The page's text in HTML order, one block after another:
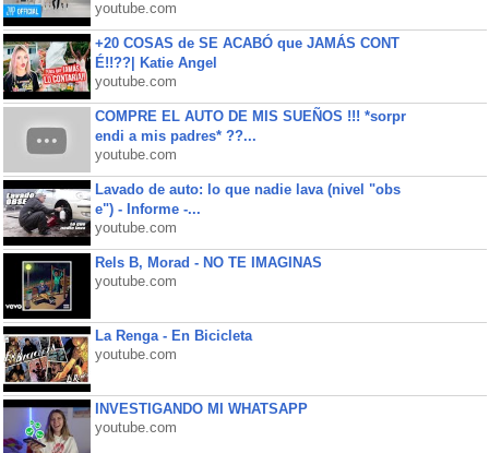
youtube.com
+20 COSAS de SE ACABÓ que JAMÁS CONT
É!!??| Katie Angel
youtube.com
COMPRE EL AUTO DE MIS SUEÑOS !!! *sorpr
endi a mis padres* ??...
youtube.com
Lavado de auto: lo que nadie lava (nivel "obs
e") - Informe -...
youtube.com
Rels B, Morad - NO TE IMAGINAS
youtube.com
La Renga - En Bicicleta
youtube.com
INVESTIGANDO MI WHATSAPP
youtube.com